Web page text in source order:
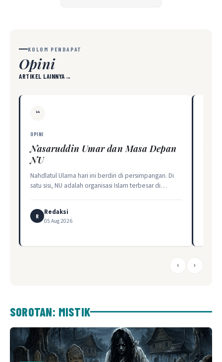
KOLOM PENDAPAT
Opini
ARTIKEL LAINNYA→
“
OPINI
Nasaruddin Umar dan Masa Depan
NU
Nahdlatul Ulama hari ini berdiri di persimpangan. Di
satu sisi, NU adalah organisasi Islam terbesar di…
R Redaksi
05 Aug 2026
‹ ›
SOROTAN: MISTIK